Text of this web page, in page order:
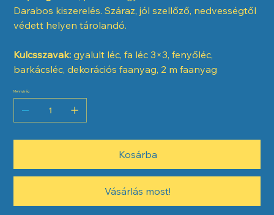
Darabos kiszerelés. Száraz, jól szellőző, nedvességtől
védett helyen tárolandó.
Kulcsszavak: gyalult léc, fa léc 3×3, fenyőléc,
barkácsléc, dekorációs faanyag, 2 m faanyag
Mennyiség
Kosárba
Vásárlás most!